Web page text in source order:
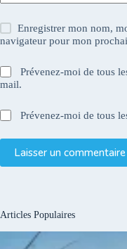
Enregistrer mon nom,
navigateur pour mon
Prévenez-moi de tous
mail.
Prévenez-moi de tous
Laisser un commentaire
Articles Populaires